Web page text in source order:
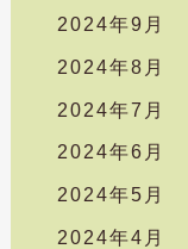
2024年9月
2024年8月
2024年7月
2024年6月
2024年5月
2024年4月